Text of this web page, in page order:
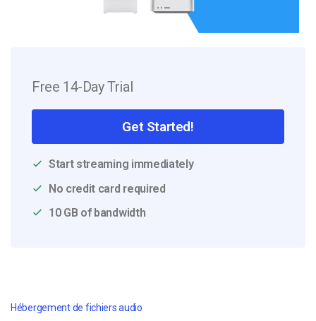
Free 14-Day Trial
Get Started!
Start streaming immediately
No credit card required
10 GB of bandwidth
Hébergement de fichiers audio